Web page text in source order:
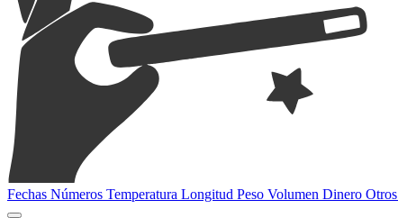
Fechas Números Temperatura Longitud Peso Volumen Dinero Otros